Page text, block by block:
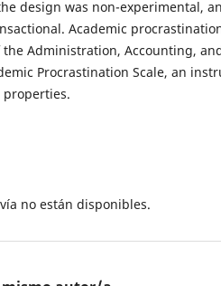
design was non-experimental,
Academic
Administration, Accounting,
Procrastination Scale, an
no están disponibles.